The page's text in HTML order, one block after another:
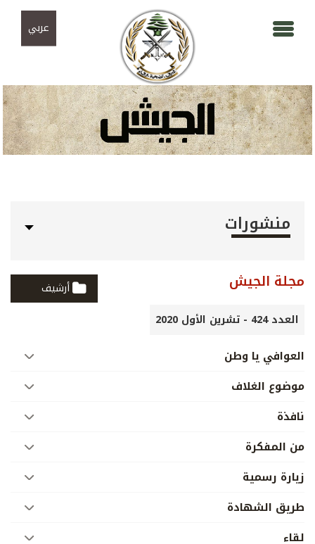
عربي
منشورات
مجلة الجيش
أرشيف
العدد 424 - تشرين الأول 2020
العوافي يا وطن
موضوع الغلاف
نافذة
من المفكرة
زيارة رسمية
طريق الشهادة
لقاء